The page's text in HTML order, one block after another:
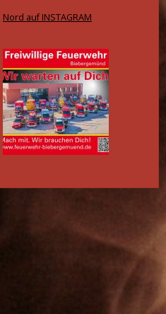
Nord auf INSTAGRAM